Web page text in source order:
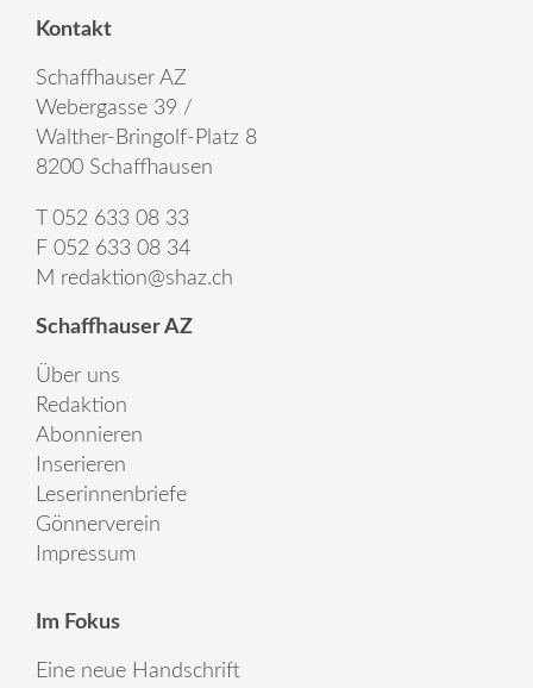
Kontakt
Schaffhauser AZ
Webergasse 39 /
Walther-Bringolf-Platz 8
8200 Schaffhausen
T 052 633 08 33
F 052 633 08 34
M redaktion@shaz.ch
Schaffhauser AZ
Über uns
Redaktion
Abonnieren
Inserieren
Leserinnenbriefe
Gönnerverein
Impressum
Im Fokus
Eine neue Handschrift